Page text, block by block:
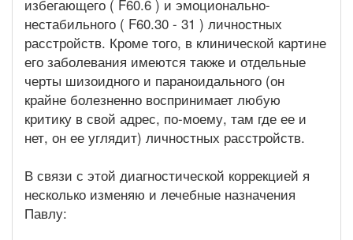
избегающего ( F60.6 ) и эмоционально-
нестабильного ( F60.30 - 31 ) личностных
расстройств. Кроме того, в клинической картине
его заболевания имеются также и отдельные
черты шизоидного и параноидального (он
крайне болезненно воспринимает любую
критику в свой адрес, по-моему, там где ее и
нет, он ее углядит) личностных расстройств.
В связи с этой диагностической коррекцией я
несколько изменяю и лечебные назначения
Павлу: